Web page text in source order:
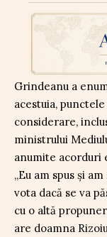
Grindeanu a
acestuia,
considerare,
ministrului
anumite acorduri
„Eu am spus și
vota dacă se va
cu o altă
are doamna